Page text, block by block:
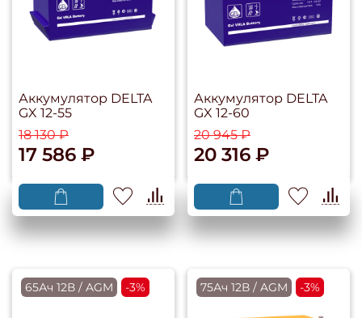
Аккумулятор DELTA
GX 12-55
18 130 ₽
17 586 ₽
Аккумулятор DELTA
GX 12-60
20 945 ₽
20 316 ₽
65Ач 12В / AGM -3% 75Ач 12В / AGM -3%